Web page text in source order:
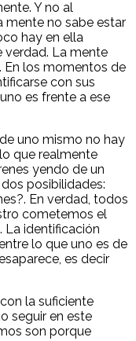
Y no al
mente no sabe estar
hay en ella
verdad. La mente
En los momentos de
con sus
es frente a ese
uno mismo no hay
que realmente
yendo de un
posibilidades:
En verdad, todos
cometemos el
La identificación
lo que uno es de
es decir
la suficiente
seguir en este
son porque